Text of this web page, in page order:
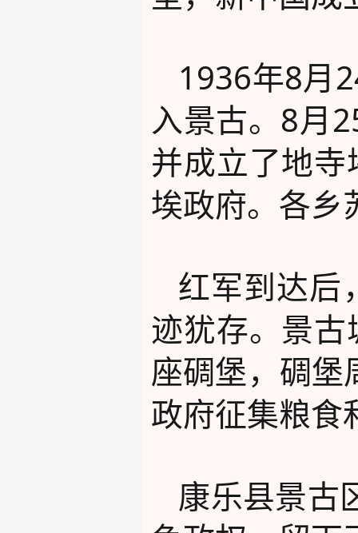
1936年8月
入景古。8月
并成立了地
埃政府。各乡
红军到达后
迹犹存。景
座碉堡，碉堡
政府征集粮食
康乐县景古